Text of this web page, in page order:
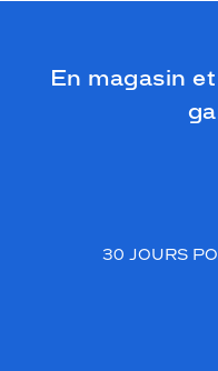
En magasin
30 JOURS